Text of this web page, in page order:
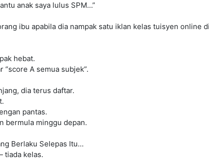
anak saya lulus SPM…”
ibu apabila dia nampak satu iklan kelas tuisyen online
hebat.
“score A semua subjek”.
dia terus daftar.
pantas.
bermula minggu depan.
Berlaku Selepas Itu…
tiada kelas.